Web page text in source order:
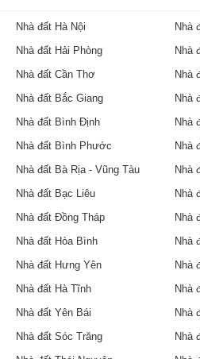
Nhà đất Hà Nội
Nhà
Nhà đất Hải Phòng
Nhà
Nhà đất Cần Thơ
Nhà
Nhà đất Bắc Giang
Nhà
Nhà đất Bình Định
Nhà
Nhà đất Bình Phước
Nhà
Nhà đất Bà Rịa - Vũng Tàu
Nhà
Nhà đất Bạc Liêu
Nhà
Nhà đất Đồng Tháp
Nhà
Nhà đất Hòa Bình
Nhà
Nhà đất Hưng Yên
Nhà
Nhà đất Hà Tĩnh
Nhà
Nhà đất Yên Bái
Nhà
Nhà đất Sóc Trăng
Nhà